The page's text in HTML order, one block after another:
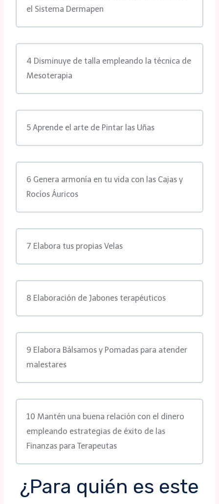
el Sistema Dermapen
4 Disminuye de talla empleando la técnica de
Mesoterapia
5 Aprende el arte de Pintar las Uñas
6 Genera armonía en tu vida con las Cajas y
Rocíos Áuricos
7 Elabora tus propias Velas
8 Elaboración de Jabones terapéuticos
9 Elabora Bálsamos y Pomadas para atender
malestares
10 Mantén una buena relación con el dinero
empleando estrategias de éxito de las
Finanzas para Terapeutas
¿Para quién es este